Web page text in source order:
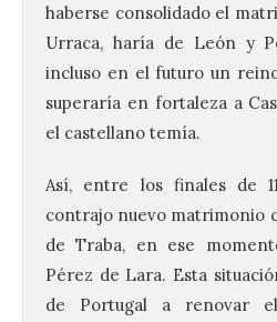
haberse consolidado el
Urraca, haría de León y
incluso en el futuro un
superaría en fortaleza a
el castellano temía.
Así, entre los finales de
contrajo nuevo matrimonio
de Traba, en ese
Pérez de Lara. Esta
de Portugal a renovar